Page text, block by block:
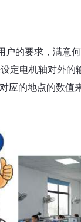
的要求，满意
定电机轴对外的
应的地点的数值